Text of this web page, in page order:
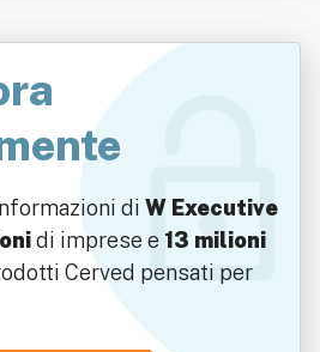
di W Executive
di imprese e 13 milioni
Cerved pensati per